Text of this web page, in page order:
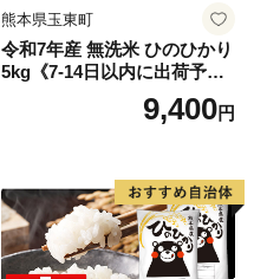
熊本県玉東町
令和7年産 無洗米 ひのひかり
5kg《7-14日以内に出荷予定
(土日祝除く)》コメ 米 無洗米
高レビュー｜人気米 熊本県
9,400円